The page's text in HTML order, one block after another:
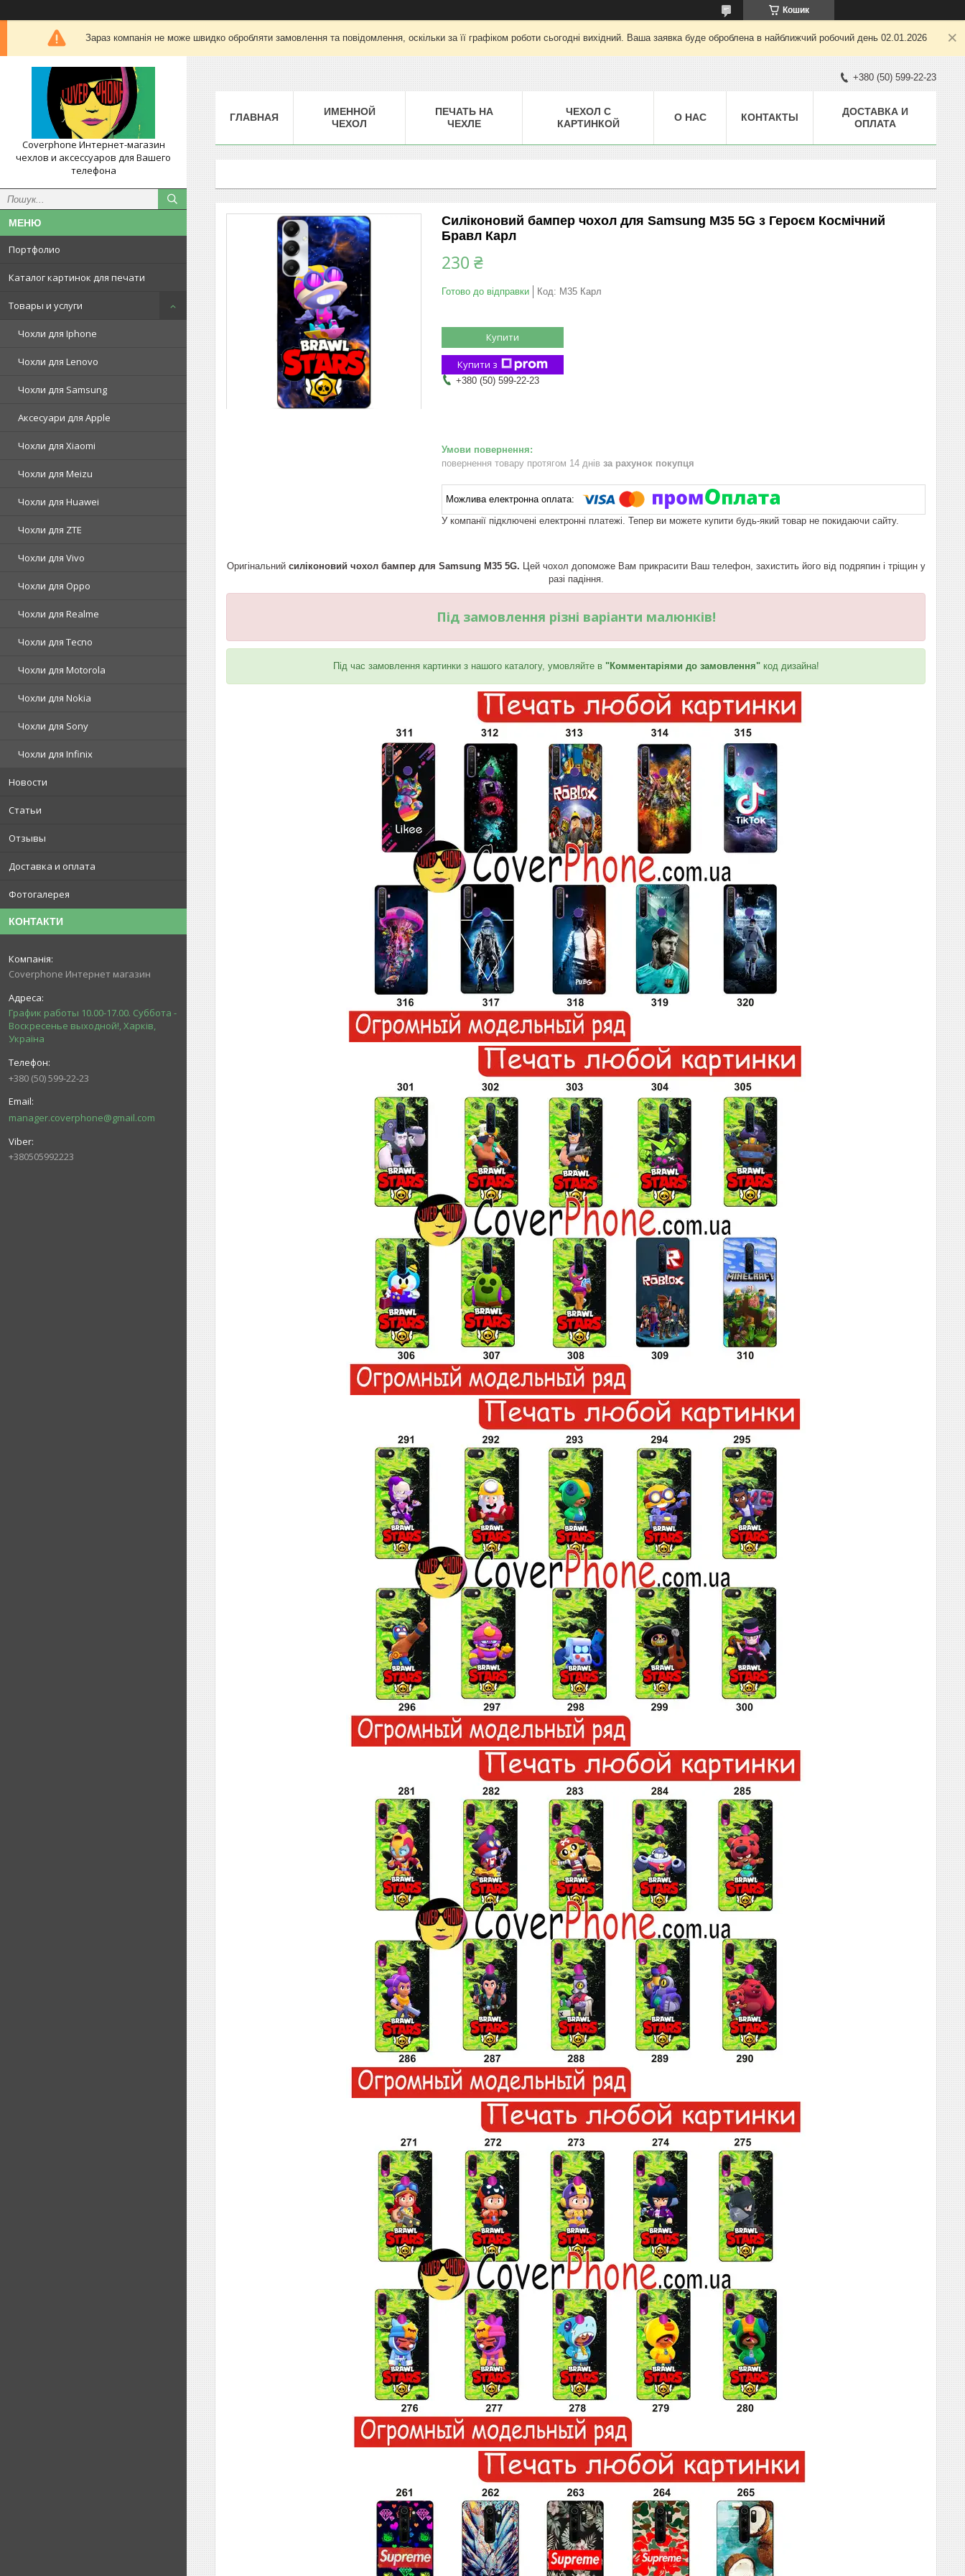
Кошик
Зараз компанія не може швидко обробляти замовлення та повідомлення, оскільки за її графіком роботи сьогодні вихідний. Ваша заявка буде оброблена в найближчий робочий день 02.01.2026
Coverphone Интернет-магазин
чехлов и аксессуаров для Вашего
телефона
Портфолио
Каталог картинок для печати
Товары и услуги
Чохли для Iphone
Чохли для Lenovo
Чохли для Samsung
Аксесуари для Apple
Чохли для Xiaomi
Чохли для Meizu
Чохли для Huawei
Чохли для ZTE
Чохли для Vivo
Чохли для Oppo
Чохли для Realme
Чохли для Tecno
Чохли для Motorola
Чохли для Nokia
Чохли для Sony
Чохли для Infinix
Новости
Статьи
Отзывы
Доставка и оплата
Фотогалерея
КОНТАКТИ
Coverphone Интернет магазин
График работы 10.00-17.00. Суббота -
Воскресенье выходной!, Харків,
Україна
+380 (50) 599-22-23
manager.coverphone@gmail.com
+380505992223
+380 (50) 599-22-23
ГЛАВНАЯ
ИМЕННОЙ
ЧЕХОЛ
ПЕЧАТЬ НА
ЧЕХЛЕ
ЧЕХОЛ С
КАРТИНКОЙ
О НАС КОНТАКТЫ
ДОСТАВКА И
ОПЛАТА
Силіконовий бампер чохол для Samsung M35 5G з Героєм Космічний
Бравл Карл
230 ₴
Готово до відправки Код: M35 Карл
Купити
Купити з
+380 (50) 599-22-23
повернення товару протягом 14 днів за рахунок покупця
У компанії підключені електронні платежі. Тепер ви можете купити будь-який товар не покидаючи сайту.
Оригінальний силіконовий чохол бампер для Samsung M35 5G. Цей чохол допоможе Вам прикрасити Ваш телефон, захистить його від подряпин і тріщин у
разі падіння.
Під замовлення різні варіанти малюнків!
Під час замовлення картинки з нашого каталогу, умовляйте в "Комментаріями до замовлення"код дизайна!